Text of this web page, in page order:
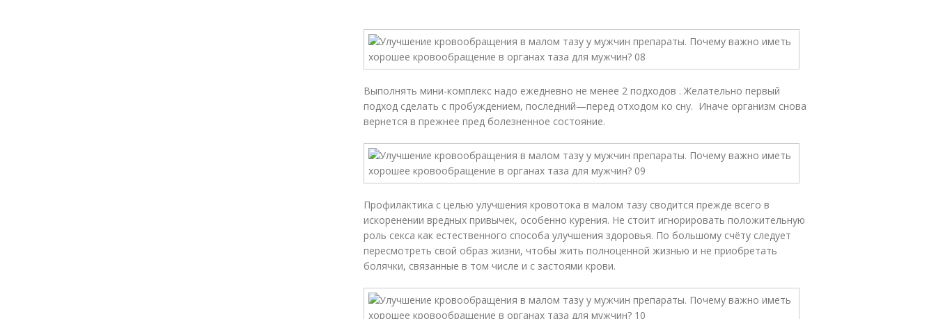
Выполнять мини-комплекс надо ежедневно не менее 2 подходов . Желательно первый
подход сделать с пробуждением, последний—перед отходом ко сну. Иначе организм снова
вернется в прежнее пред болезненное состояние.
Профилактика с целью улучшения кровотока в малом тазу сводится прежде всего в
искоренении вредных привычек, особенно курения. Не стоит игнорировать положительную
роль секса как естественного способа улучшения здоровья. По большому счёту следует
пересмотреть свой образ жизни, чтобы жить полноценной жизнью и не приобретать
болячки, связанные в том числе и с застоями крови.